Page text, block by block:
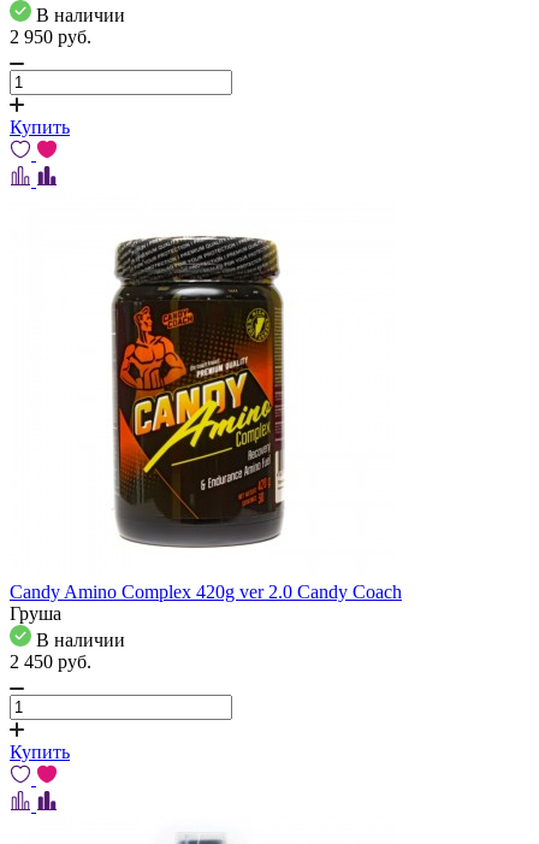
В наличии
2 950 pуб.
Купить
Candy Amino Complex 420g ver 2.0 Candy Coach
Груша
В наличии
2 450 pуб.
Купить